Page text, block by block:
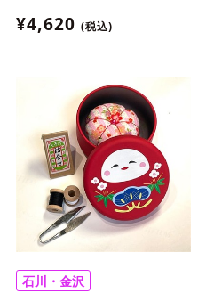
ミ柄)【おまとめ便対
象】
¥4,620 (税込)
石川・金沢